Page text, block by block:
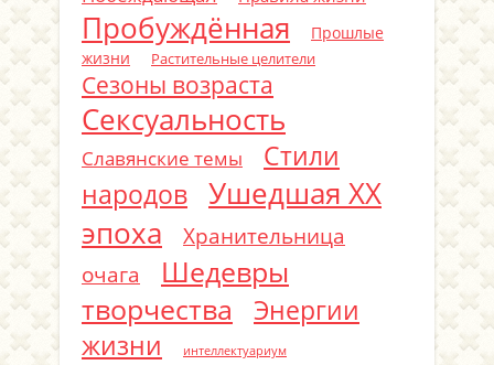
Пробуждённая
Прошлые
жизни
Растительные целители
Сезоны возраста
Сексуальность
Славянские темы
Стили
народов
Ушедшая ХХ
эпоха
Хранительница
очага
Шедевры
творчества
Энергии
жизни
интеллектуариум